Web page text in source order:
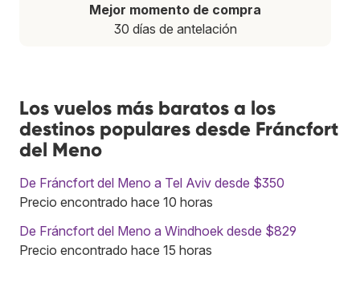
Mejor momento de compra
30 días de antelación
Los vuelos más baratos a los
destinos populares desde Fráncfort
del Meno
De Fráncfort del Meno a Tel Aviv desde $350
Precio encontrado hace 10 horas
De Fráncfort del Meno a Windhoek desde $829
Precio encontrado hace 15 horas